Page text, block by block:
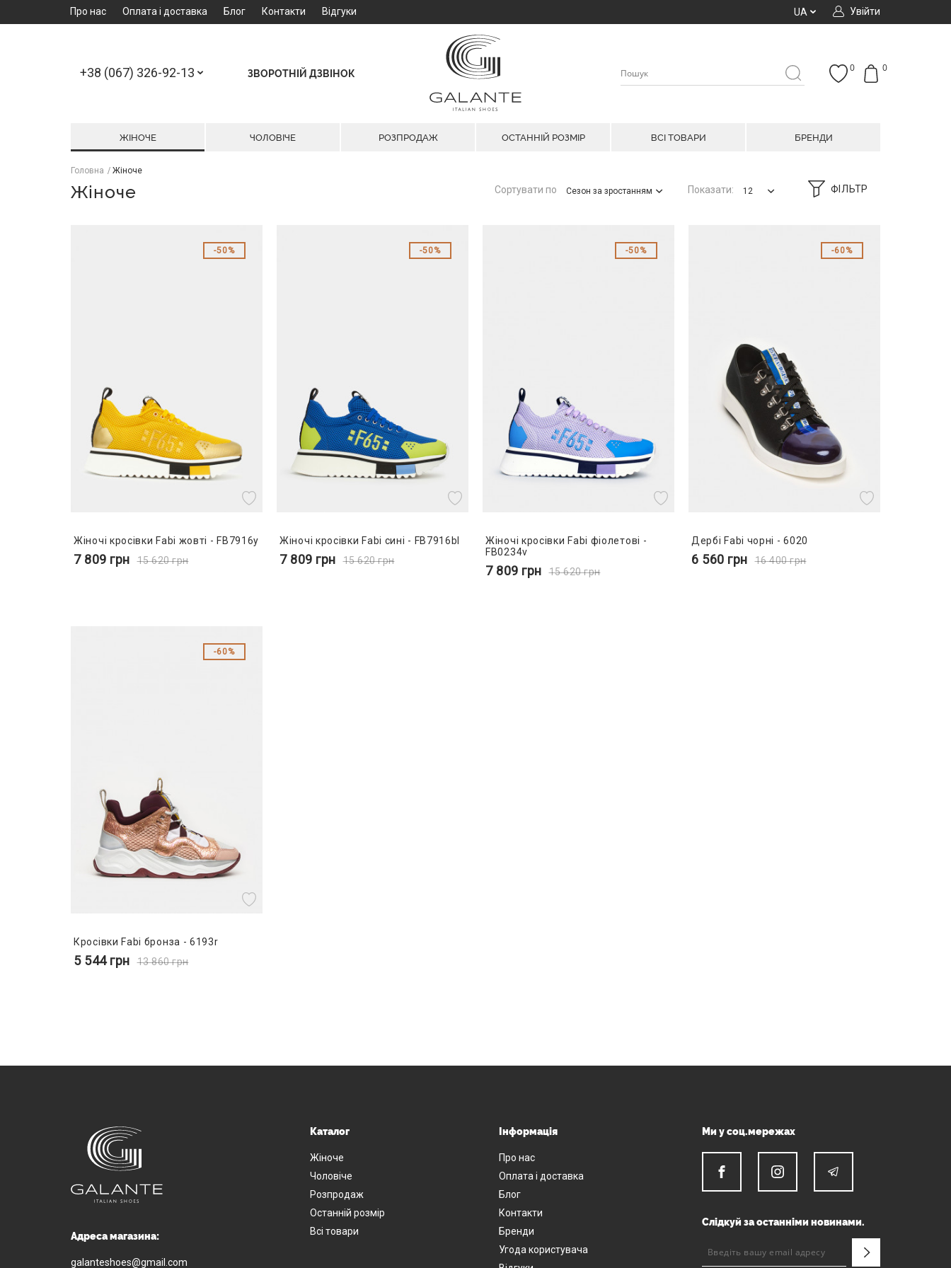
Про нас Оплата і доставка Блог Контакти Відгуки Увійти
UA
+38 (067) 326-92-13 ЗВОРОТНІЙ ДЗВІНОК
0
0
ЖІНОЧЕ ЧОЛОВІЧЕ РОЗПРОДАЖ ОСТАННІЙ РОЗМІР ВСІ ТОВАРИ БРЕНДИ
Головна Жіноче
Жіноче ФІЛЬТР
Сортувати по Сезон за зростанням Показати: 12
50%
Жіночі кросівки Fabi жовті - FB7916y
7 809 грн 15 620грн
50%
Жіночі кросівки Fabi сині - FB7916bl
7 809 грн 15 620грн
50%
Жіночі кросівки Fabi фіолетові -
FB0234v
7 809 грн 15 620грн
60%
Дербі Fabi чорні - 6020
6 560 грн 16 400грн
60%
Кросівки Fabi бронза - 6193r
5 544грн 13 860грн
Адреса магазина:
galanteshoes@gmail.com
Каталог
Жіноче
Чоловіче
Розпродаж
Останній розмір
Всі товари
Інформація
Про нас
Оплата і доставка
Блог
Контакти
Бренди
Угода користувача
Ми у соц.мережах
Слідкуй за останніми новинами.